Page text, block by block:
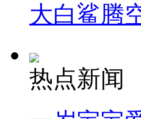
大白鲨腾
热点新闻